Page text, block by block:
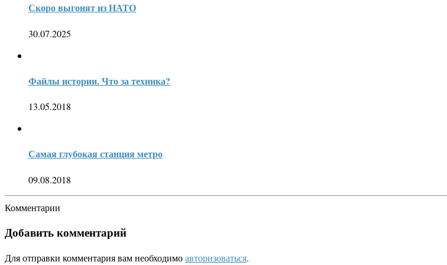
Скоро выгонят из НАТО
30.07.2025
Файлы истории. Что за техника?
13.05.2018
Самая глубокая станция метро
09.08.2018
Комментарии
Добавить комментарий
Для отправки комментария вам необходимоавторизоваться.